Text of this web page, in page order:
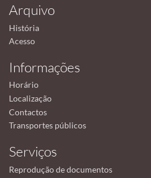
Arquivo
História
Acesso
Informações
Horário
Localização
Contactos
Transportes públicos
Serviços
Reprodução de documentos